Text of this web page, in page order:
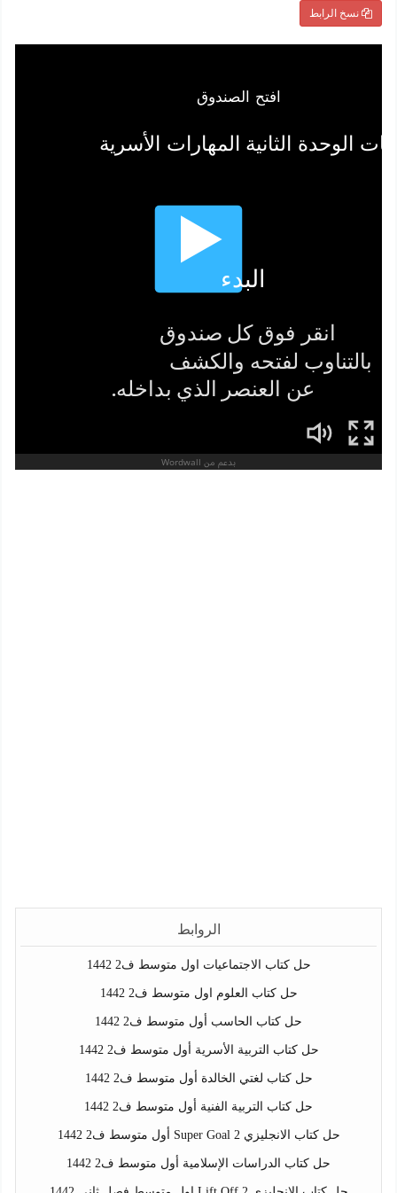
نسخ الرابط
الروابط
حل كتاب الاجتماعيات اول متوسط ف2 1442
حل كتاب العلوم اول متوسط ف2 1442
حل كتاب الحاسب أول متوسط ف2 1442
حل كتاب التربية الأسرية أول متوسط ف2 1442
حل كتاب لغتي الخالدة أول متوسط ف2 1442
حل كتاب التربية الفنية أول متوسط ف2 1442
حل كتاب الانجليزي Super Goal 2 أول متوسط ف2 1442
حل كتاب الدراسات الإسلامية أول متوسط ف2 1442